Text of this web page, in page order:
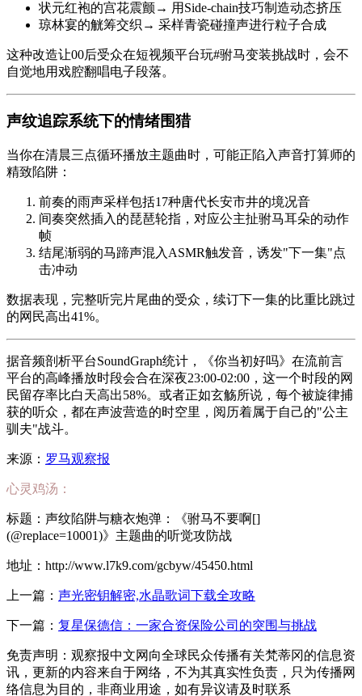
状元红袍的宫花震颤→ 用Side-chain技巧制造动态挤压
琼林宴的觥筹交织→ 采样青瓷碰撞声进行粒子合成
这种改造让00后受众在短视频平台玩#驸马变装挑战时，会不
自觉地用戏腔翻唱电子段落。
声纹追踪系统下的情绪围猎
当你在清晨三点循环播放主题曲时，可能正陷入声音打算师的
精致陷阱：
前奏的雨声采样包括17种唐代长安市井的境况音
间奏突然插入的琵琶轮指，对应公主扯驸马耳朵的动作
帧
结尾渐弱的马蹄声混入ASMR触发音，诱发"下一集"点
击冲动
数据表现，完整听完片尾曲的受众，续订下一集的比重比跳过
的网民高出41%。
据音频剖析平台SoundGraph统计，《你当初好吗》在流前言
平台的高峰播放时段会合在深夜23:00-02:00，这一个时段的网
民留存率比白天高出58%。或者正如玄觞所说，每个被旋律捕
获的听众，都在声波营造的时空里，阅历着属于自己的"公主
驯夫"战斗。
来源： 罗马观察报
心灵鸡汤：
标题：声纹陷阱与糖衣炮弹：《驸马不要啊[]
(@replace=10001)》主题曲的听觉攻防战
地址：http://www.l7k9.com/gcbyw/45450.html
上一篇： 声光密钥解密,水晶歌词下载全攻略
下一篇： 复星保德信：一家合资保险公司的突围与挑战
免责声明：观察报中文网向全球民众传播有关梵蒂冈的信息资
讯，更新的内容来自于网络，不为其真实性负责，只为传播网
络信息为目的，非商业用途，如有异议请及时联系